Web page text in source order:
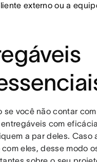
externo ou a
você não contar com
com
a par deles. Caso
com eles, desse modo